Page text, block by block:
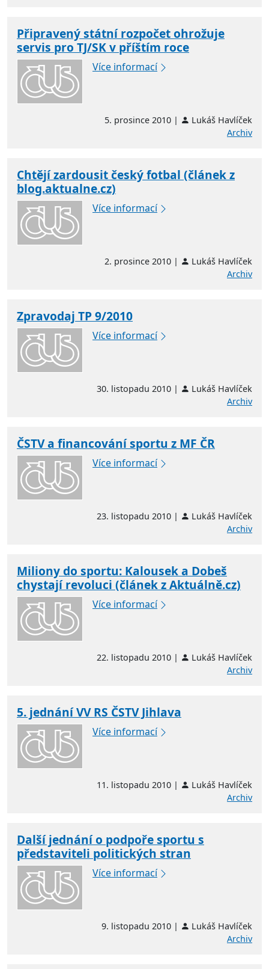
Připravený státní rozpočet ohrožuje
servis pro TJ/SK v příštím roce
Více informací
5. prosince 2010 |
Lukáš Havlíček
Archiv
Chtějí zardousit český fotbal (článek z
blog.aktualne.cz)
Více informací
2. prosince 2010 |
Lukáš Havlíček
Archiv
Zpravodaj TP 9/2010
Více informací
30. listopadu 2010 |
Lukáš Havlíček
Archiv
ČSTV a financování sportu z MF ČR
Více informací
23. listopadu 2010 |
Lukáš Havlíček
Archiv
Miliony do sportu: Kalousek a Dobeš
chystají revoluci (článek z Aktuálně.cz)
Více informací
22. listopadu 2010 |
Lukáš Havlíček
Archiv
5. jednání VV RS ČSTV Jihlava
Více informací
11. listopadu 2010 |
Lukáš Havlíček
Archiv
Další jednání o podpoře sportu s
představiteli politických stran
Více informací
9. listopadu 2010 |
Lukáš Havlíček
Archiv